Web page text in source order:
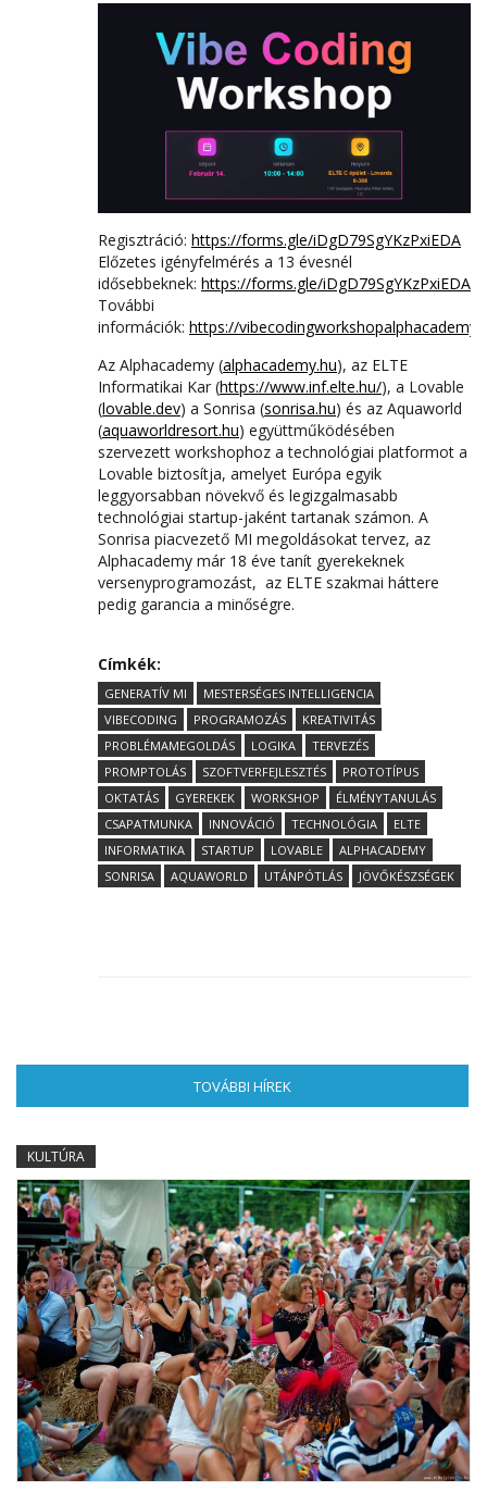
Regisztráció: https://forms.gle/iDgD79SgYKzPxiEDA
Előzetes igényfelmérés a 13 évesnél
idősebbeknek: https://forms.gle/iDgD79SgYKzPxiEDA
További
információk: https://
Az Alphacademy (alphacademy.hu), az ELTE
Informatikai Kar (https://www.inf.elte.hu/), a Lovable
(lovable.dev) a Sonrisa (sonrisa.hu) és az Aquaworld
(aquaworldresort.hu) együttműködésében
szervezett workshophoz a technológiai platformot a
Lovable biztosítja, amelyet Európa egyik
leggyorsabban növekvő és legizgalmasabb
technológiai startup-jaként tartanak számon. A
Sonrisa piacvezető MI megoldásokat tervez, az
Alphacademy már 18 éve tanít gyerekeknek
versenyprogramozást, az ELTE szakmai háttere
pedig garancia a minőségre.
Címkék:
GENERATÍV MI
MESTERSÉGES INTELLIGENCIA
VIBECODING
PROGRAMOZÁS
KREATIVITÁS
PROBLÉMAMEGOLDÁS
LOGIKA
TERVEZÉS
PROMPTOLÁS
SZOFTVERFEJLESZTÉS
PROTOTÍPUS
OKTATÁS
GYEREKEK WORKSHOP
ÉLMÉNYTANULÁS
CSAPATMUNKA
INNOVÁCIÓ TECHNOLÓGIA
ELTE
INFORMATIKA
STARTUP LOVABLE
ALPHACADEMY
SONRISA
AQUAWORLD UTÁNPÓTLÁS JÖVŐKÉSZSÉGEK
TOVÁBBI HÍREK
KULTÚRA